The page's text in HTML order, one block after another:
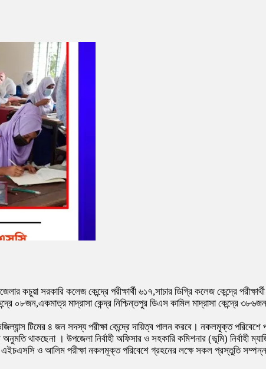
কচুয়া সরকারি কলেজ কেন্দ্রে পরীক্ষার্থী ৬১৭,সাচার ডিগ্রি কলেজ কেন্দ্রে
০৮জন,একমাত্র মাদ্রাসা কেন্দ্র নিশ্চিন্তপুর ডিএস কামিল মাদ্রাসা কেন্দ্রে
টিমের ৪ জন সদস্য পরীক্ষা কেন্দ্রে দায়িত্ব পালন করবে। নকলমূক্ত পরিবেশে
থাকছেনা । উপজেলা নির্বাহী অফিসার ও সহকারি কমিশনার (ভূমি) নির্বাহী
এইচএসসি ও আলিম পরীক্ষা নকলমূক্ত পরিবেশে গ্রহনের লক্ষে সকল প্রস্তুতি